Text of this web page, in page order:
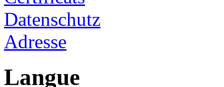
Datenschutz
Adresse
Langue